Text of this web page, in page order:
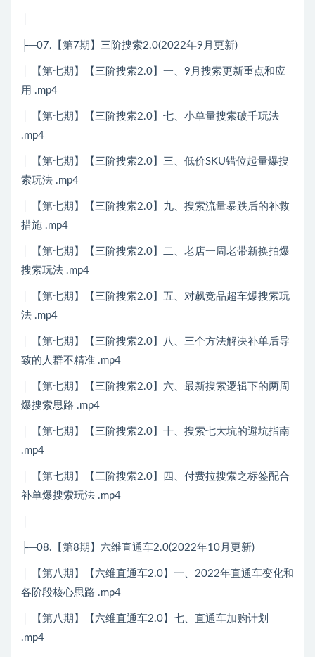
├─07.【第7期】三阶搜索2.0(2022年9月更新)
│ 【第七期】【三阶搜索2.0】一、9月搜索更新重点和应
用 .mp4
│ 【第七期】【三阶搜索2.0】七、小单量搜索破千玩法
.mp4
│ 【第七期】【三阶搜索2.0】三、低价SKU错位起量爆搜
索玩法 .mp4
│ 【第七期】【三阶搜索2.0】九、搜索流量暴跌后的补救
措施 .mp4
│ 【第七期】【三阶搜索2.0】二、老店一周老带新换拍爆
搜索玩法 .mp4
│ 【第七期】【三阶搜索2.0】五、对飙竞品超车爆搜索玩
法 .mp4
│ 【第七期】【三阶搜索2.0】八、三个方法解决补单后导
致的人群不精准 .mp4
│ 【第七期】【三阶搜索2.0】六、最新搜索逻辑下的两周
爆搜索思路 .mp4
│ 【第七期】【三阶搜索2.0】十、搜索七大坑的避坑指南
.mp4
│ 【第七期】【三阶搜索2.0】四、付费拉搜索之标签配合
补单爆搜索玩法 .mp4
├─08.【第8期】六维直通车2.0(2022年10月更新)
│ 【第八期】【六维直通车2.0】一、2022年直通车变化和
各阶段核心思路 .mp4
│ 【第八期】【六维直通车2.0】七、直通车加购计划
.mp4